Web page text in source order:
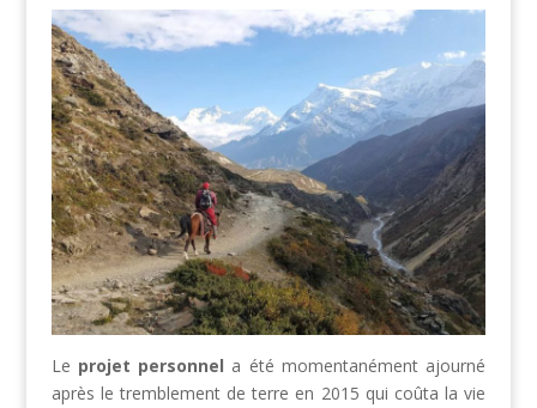
Le projet personnel a été momentanément ajourné
après le tremblement de terre en 2015 qui coûta la vie